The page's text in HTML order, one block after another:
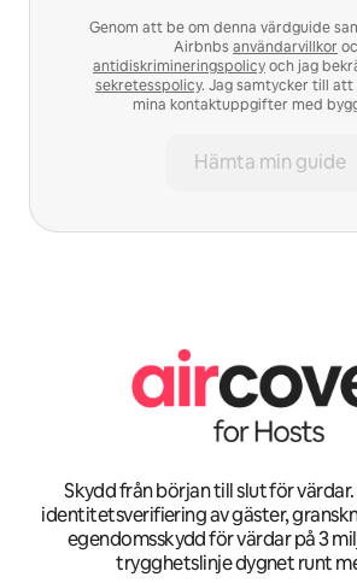
Genom att be om denna värdguide
Airbnbs användarvillkor
antidiskrimineringspolicyoch jag
sekretesspolicy. Jag samtycker till
mina kontaktuppgifter med
Hämta min guide
Skydd från början till slut för
identitetsverifiering av gäster,
egendomsskydd för värdar på 3
trygghetslinje dygnet runt